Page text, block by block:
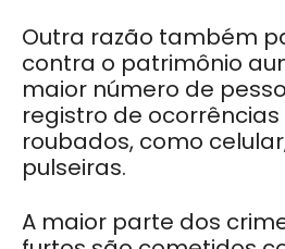
Outra razão também
contra o patrimônio
maior número de
registro de
roubados, como
pulseiras.
A maior parte dos